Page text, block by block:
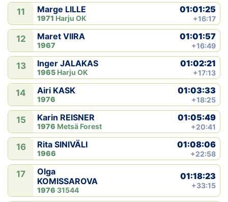
11 Marge LILLE
1971 Harju OK
01:01:25
+16:17
12 Maret VIIRA
1967
01:01:57
+16:49
13 Inger JALAKAS
1965 Harju OK
01:02:21
+17:13
14 Airi KASK
1976
01:03:33
+18:25
15 Karin REISNER
1976 Metsä Forest
01:05:49
+20:41
16 Rita SINIVÄLI
1966
01:08:06
+22:58
17
Olga
KOMISSAROVA
1976 31544
01:18:23
+33:15